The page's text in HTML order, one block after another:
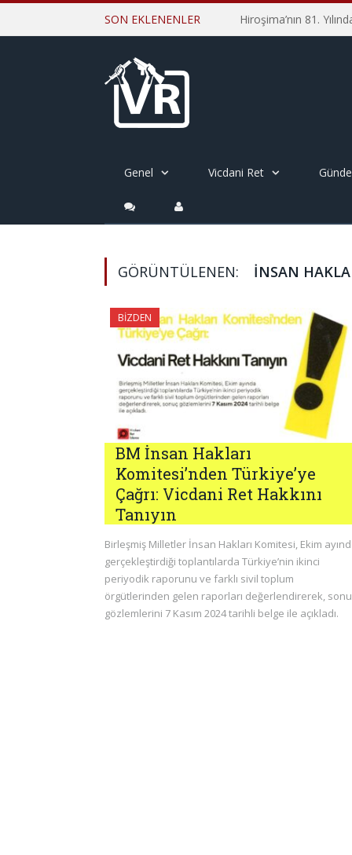
SON EKLENENLER
Genel Vicdani Ret
GÖRÜNTÜLENEN: İNSAN
BIZDEN
BM İnsan Hakları
Komitesi’nden Türkiye’ye
Çağrı: Vicdani Ret Hakkını
Tanıyın
Birleşmiş Milletler İnsan Hakları Komitesi, Ekim
gerçekleştirdiği toplantılarda Türkiye’nin ikinci
periyodik raporunu ve farklı sivil toplum
örgütlerinden gelen raporları değerlendirerek,
gözlemlerini 7 Kasım 2024 tarihli belge ile açıkladı.